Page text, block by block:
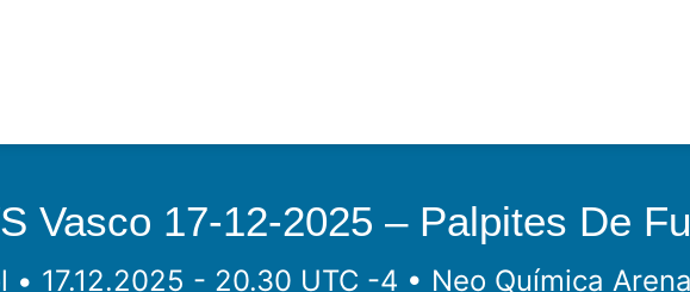
Vasco 17-12-2025 – Palpites De
Neo Química